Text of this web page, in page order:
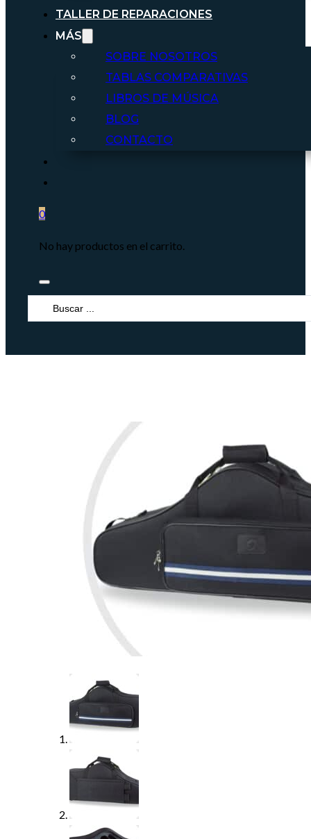
TALLER DE REPARACIONES
MÁS
SOBRE NOSOTROS
TABLAS COMPARATIVAS
LIBROS DE MÚSICA
BLOG
CONTACTO
0
No hay productos en el carrito.
Search
...